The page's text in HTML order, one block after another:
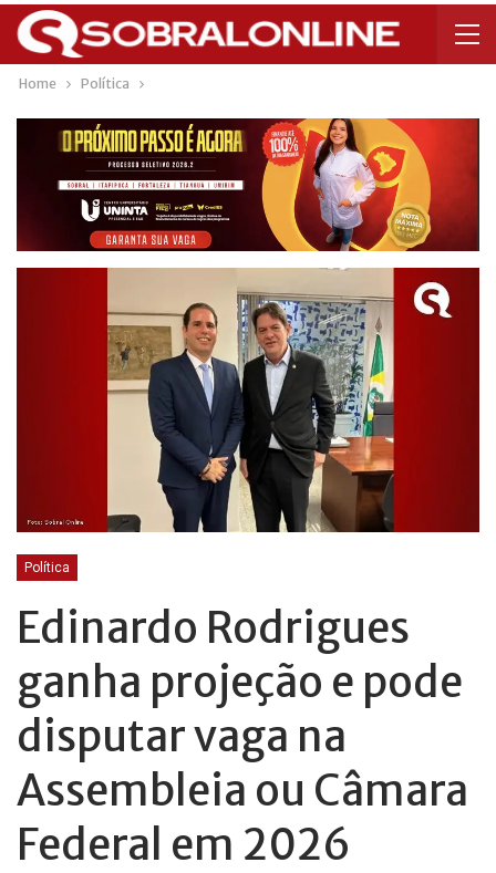
Home Política
Política
Edinardo Rodrigues
ganha projeção e pode
disputar vaga na
Assembleia ou Câmara
Federal em 2026